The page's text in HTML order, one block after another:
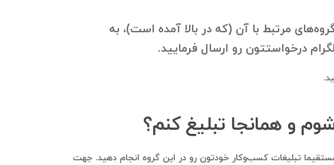
مرتبط با آن (که در بالا آمده است)، به
و همانجا تبلیغ کنم؟
تبلیغات کسب‌وکار خودتون رو در این گروه انجام دهید. جهت